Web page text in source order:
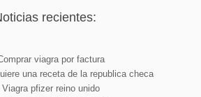
recientes:
viagra por factura
una receta de la republica checa
Viagra pfizer reino unido